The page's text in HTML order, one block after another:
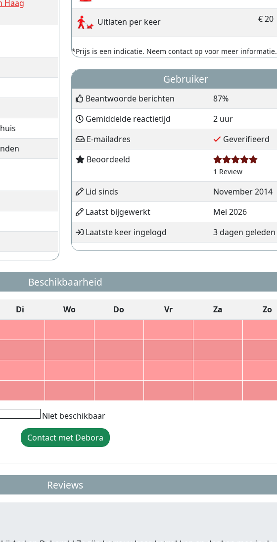
Haag
Uitlaten per keer € 20
*Prijs is een indicatie. Neem contact op voor meer informatie.
Gebruiker
Beantwoorde berichten
87%
Gemiddelde reactietijd
2 uur
E-mailadres
Geverifieerd
Beoordeeld
1 Review
Lid sinds
November 2014
Laatst bijgewerkt
Mei 2026
Laatste keer ingelogd
3 dagen geleden
Beschikbaarheid
Di Wo Do Vr Za
Zo
Niet beschikbaar
Contact met Debora
Reviews